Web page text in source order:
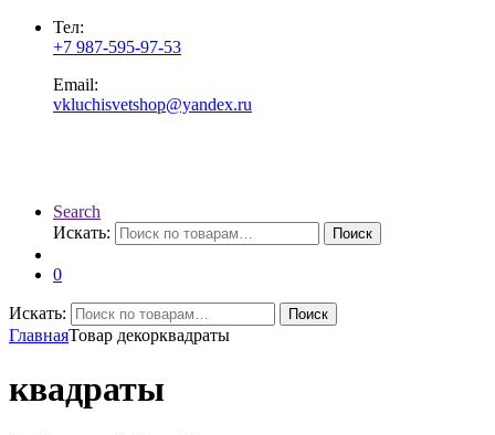
Тел:
+7 987-595-97-53
Email:
vkluchisvetshop@yandex.ru
Search
Искать:
Поиск
0
Искать: Поиск
ГлавнаяТовар декорквадраты
квадраты